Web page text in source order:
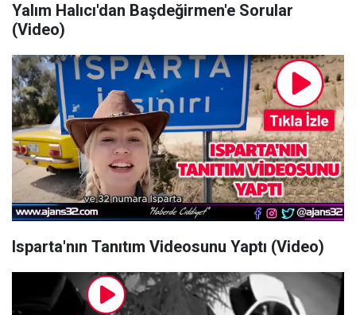
Yalım Halıcı'dan Başdeğirmen'e Sorular
(Video)
Isparta'nın Tanıtım Videosunu Yaptı (Video)